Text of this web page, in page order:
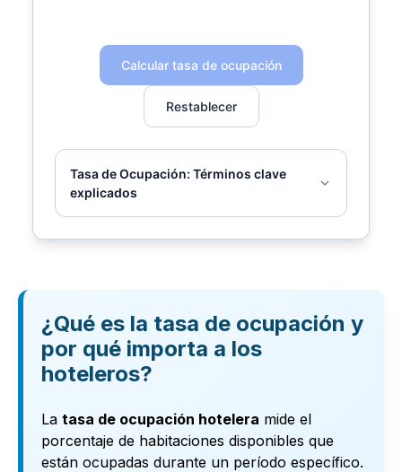
Calcular tasa de ocupación
Restablecer
Tasa de Ocupación: Términos clave
explicados
¿Qué es la tasa de ocupación y
por qué importa a los
hoteleros?
La tasa de ocupación hotelera mide el
porcentaje de habitaciones disponibles que
están ocupadas durante un período específico.